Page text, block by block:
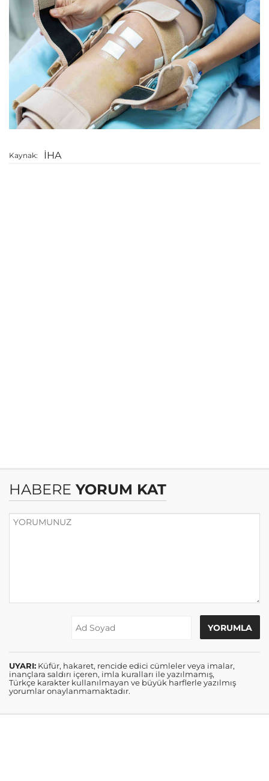
Kaynak: İHA
HABERE YORUM KAT
UYARI: Küfür, hakaret, rencide edici cümleler veya imalar,
inançlara saldırı içeren, imla kuralları ile yazılmamış,
Türkçe karakter kullanılmayan ve büyük harflerle yazılmış
yorumlar onaylanmamaktadır.